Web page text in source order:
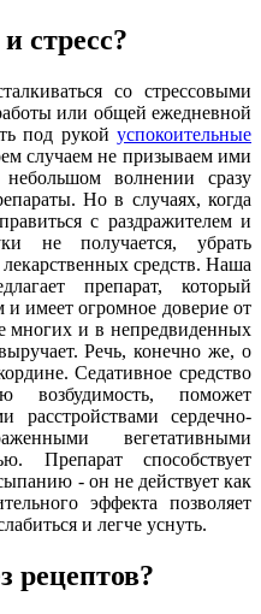
стресс?
со стрессовыми
или общей ежедневной
под рукой успокоительные
случаем не призываем ими
волнении сразу
Но в случаях, когда
с раздражителем и
не получается, убрать
средств. Наша
препарат, который
имеет огромное доверие от
многих и в непредвиденных
Речь, конечно же, о
Седативное средство
возбудимость, поможет
расстройствами сердечно-
вегетативными
Препарат способствует
- он не действует как
эффекта позволяет
и легче уснуть.
рецептов?